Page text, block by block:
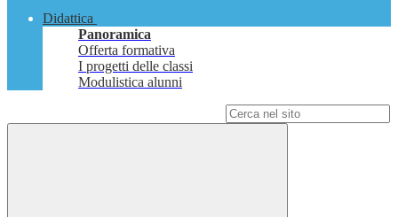
Didattica
Panoramica
Offerta formativa
I progetti delle classi
Modulistica alunni